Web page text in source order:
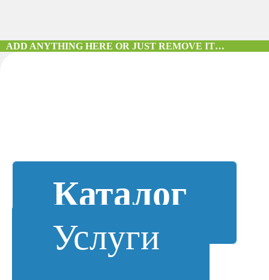
ADD ANYTHING HERE OR JUST REMOVE IT…
Каталог
Услуги